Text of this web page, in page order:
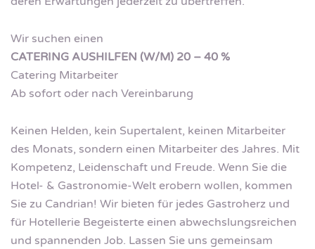
Wir suchen einen
CATERING AUSHILFEN (W/M) 20 – 40 %
Catering Mitarbeiter
Ab sofort oder nach Vereinbarung
Keinen Helden, kein Supertalent, keinen Mitarbeiter
des Monats, sondern einen Mitarbeiter des Jahres. Mit
Kompetenz, Leidenschaft und Freude. Wenn Sie die
Hotel- & Gastronomie-Welt erobern wollen, kommen
Sie zu Candrian! Wir bieten für jedes Gastroherz und
für Hotellerie Begeisterte einen abwechslungsreichen
und spannenden Job. Lassen Sie uns gemeinsam